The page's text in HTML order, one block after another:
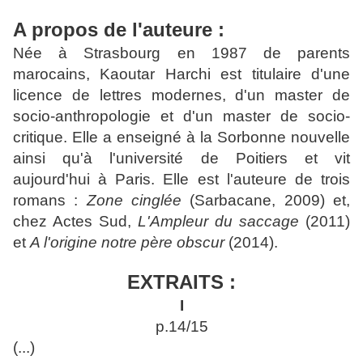
A propos de l'auteure :
Née à Strasbourg en 1987 de parents
marocains, Kaoutar Harchi est titulaire d'une
licence de lettres modernes, d'un master de
socio-anthropologie et d'un master de socio-
critique. Elle a enseigné à la Sorbonne nouvelle
ainsi qu'à l'université de Poitiers et vit
aujourd'hui à Paris. Elle est l'auteure de trois
romans : Zone cinglée (Sarbacane, 2009) et,
chez Actes Sud, L'Ampleur du saccage (2011)
et A l'origine notre père obscur(2014).
EXTRAITS :
I
p.14/15
(...)